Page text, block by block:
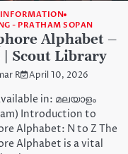
INFORMATION
- PRATHAM SOPAN
Alphabet –
| Scout Library
R April 10, 2026
in: മലയാളം
Introduction to
Alphabet: N to Z The
Alphabet is a vital